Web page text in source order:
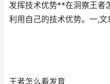
发挥技术优势**在洞察王者
利用自己的技术优势。一,文
王者怎么看发育